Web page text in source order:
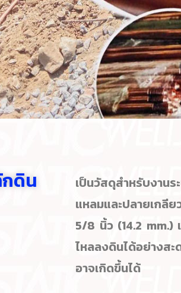
ดิน เป็นวัสดุสำหรับงา
แหลมและปลายเกลี
5/8 นิ้ว (14.2 mm.)
ไหลลงดินได้อย่างส
อาจเกิดขึ้นได้